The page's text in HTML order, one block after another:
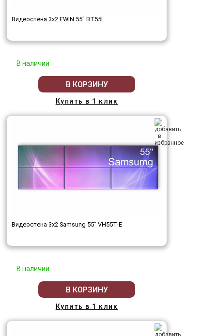
Видеостена 3x2 EWIN 55" BT55L
В наличии
В КОРЗИНУ
Купить в 1 клик
Видеостена 3x2 Samsung 55" VH55T-E
В наличии
В КОРЗИНУ
Купить в 1 клик